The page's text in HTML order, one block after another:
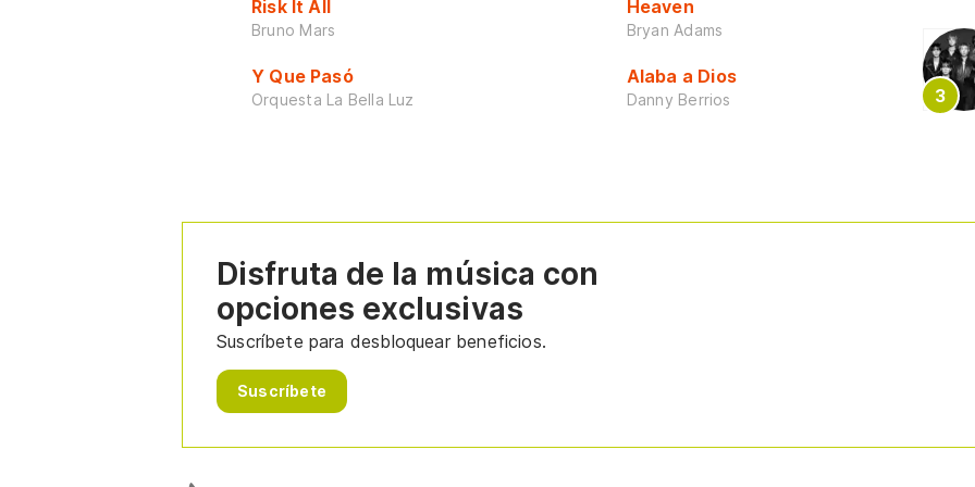
Risk It All
Bruno Mars
Y Que Pasó
Orquesta La Bella Luz
Heaven
Bryan Adams
Alaba a Dios
Danny Berrios
Disfruta de la música con
opciones exclusivas
Suscríbete para desbloquear beneficios.
Suscríbete